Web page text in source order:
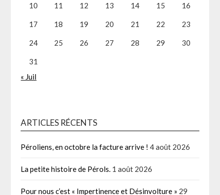
10 11 12 13 14 15 16
17 18 19 20 21 22 23
24 25 26 27 28 29 30
31
« Juil
ARTICLES RÉCENTS
Péroliens, en octobre la facture arrive ! 4 août 2026
La petite histoire de Pérols. 1 août 2026
Pour nous c’est « Impertinence et Désinvolture » 29